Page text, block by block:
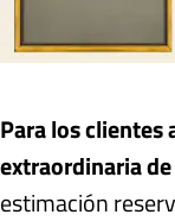
Para los clientes
extraordinaria
estimación